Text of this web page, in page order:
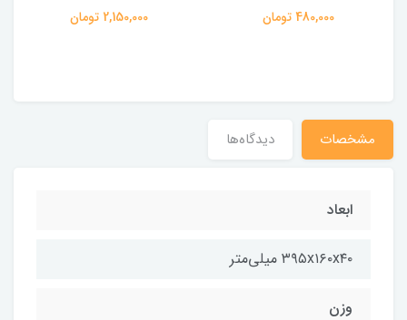
480,000 تومان 2,150,000 تومان
مشخصات دیدگاه‌ها
ابعاد
۳۹۵x۱۶۰x۴۰ میلی‌متر
وزن